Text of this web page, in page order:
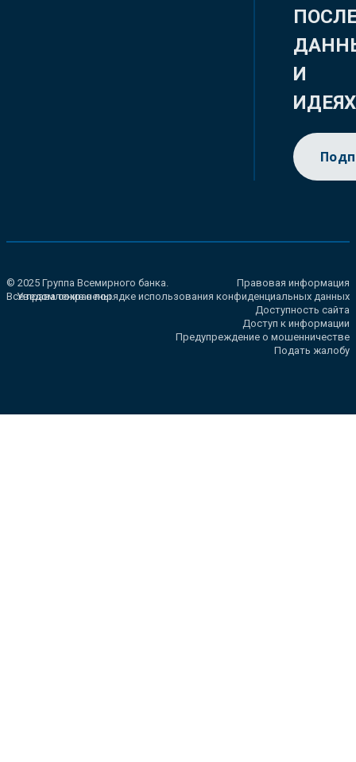
И
ИДЕЯХ
© 2025 Группа Всемирного банка.
Все права сохранены.
Правовая информация
Уведомление о порядке использования конфиденциальных данных
Доступность сайта
Доступ к информации
Предупреждение о мошенничестве
Подать жалобу